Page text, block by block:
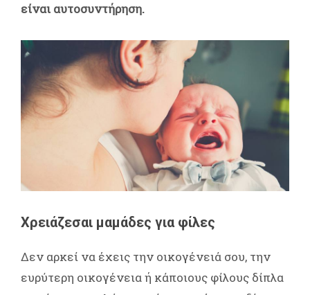
είναι αυτοσυντήρηση.
Χρειάζεσαι μαμάδες για φίλες
Δεν αρκεί να έχεις την οικογένειά σου, την
ευρύτερη οικογένεια ή κάποιους φίλους δίπλα